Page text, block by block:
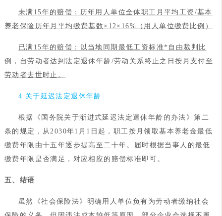
未满15年的赔偿：历年用人单位全体职工月平均工资/基本
养老保险历年月平均缴费基数×12×16%（用人单位缴费比例）
已满15年的赔偿：以当地同期最低工资标准*自由裁判比
例，自劳动者达到法定退休年龄/劳动关系终止之日按月支付至
劳动者去世时止。
4.关于延迟法定退休年龄
根据《国务院关于渐进式延迟法定退休年龄的办法》第二
条的规定，从2030年1月1日起，职工按月领取基本养老金最低
缴费年限由十五年逐步提高至二十年。届时根据当事人的最低
缴费年限是否满足，对应相应的赔偿标准即可。
五、结语
虽然《社会保险法》明确用人单位负有为劳动者缴纳社会